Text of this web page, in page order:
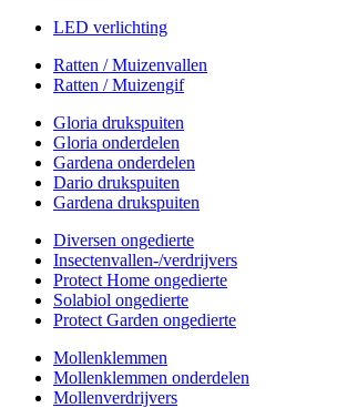
LED verlichting
Ratten / Muizenvallen
Ratten / Muizengif
Gloria drukspuiten
Gloria onderdelen
Gardena onderdelen
Dario drukspuiten
Gardena drukspuiten
Diversen ongedierte
Insectenvallen-/verdrijvers
Protect Home ongedierte
Solabiol ongedierte
Protect Garden ongedierte
Mollenklemmen
Mollenklemmen onderdelen
Mollenverdrijvers